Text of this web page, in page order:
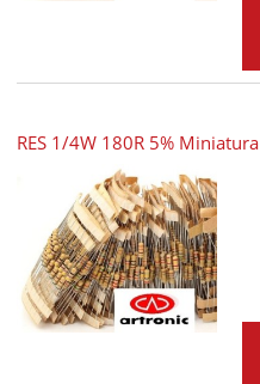
RES 1/4W 180R 5% Miniatura